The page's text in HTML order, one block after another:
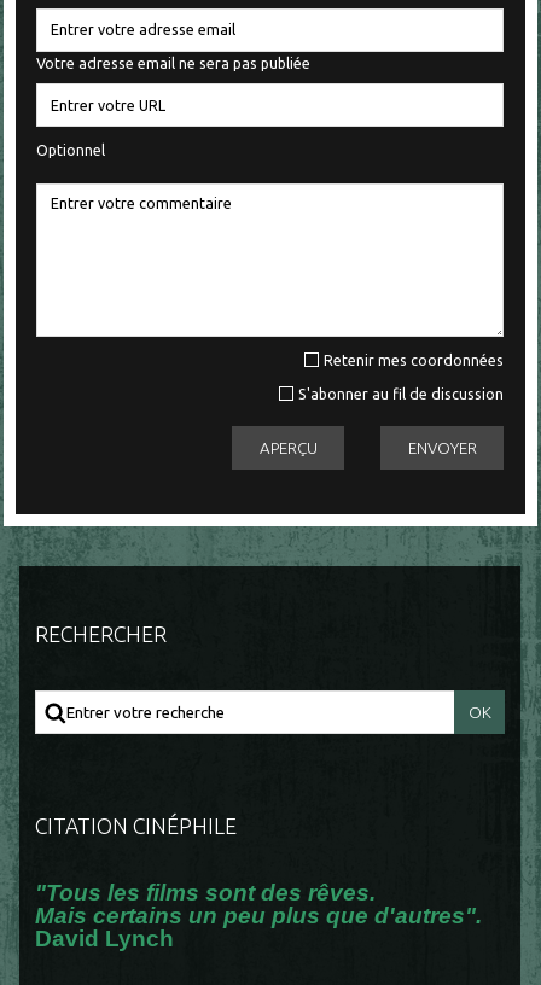
Votre adresse email ne sera pas publiée
Optionnel
Retenir mes coordonnées
S'abonner au fil de discussion
RECHERCHER
CITATION CINÉPHILE
"Tous les films sont des rêves.
Mais certains un peu plus que d'autres".
David Lynch